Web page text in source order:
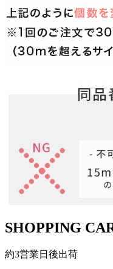
SHOPPING
約3営業日後出荷